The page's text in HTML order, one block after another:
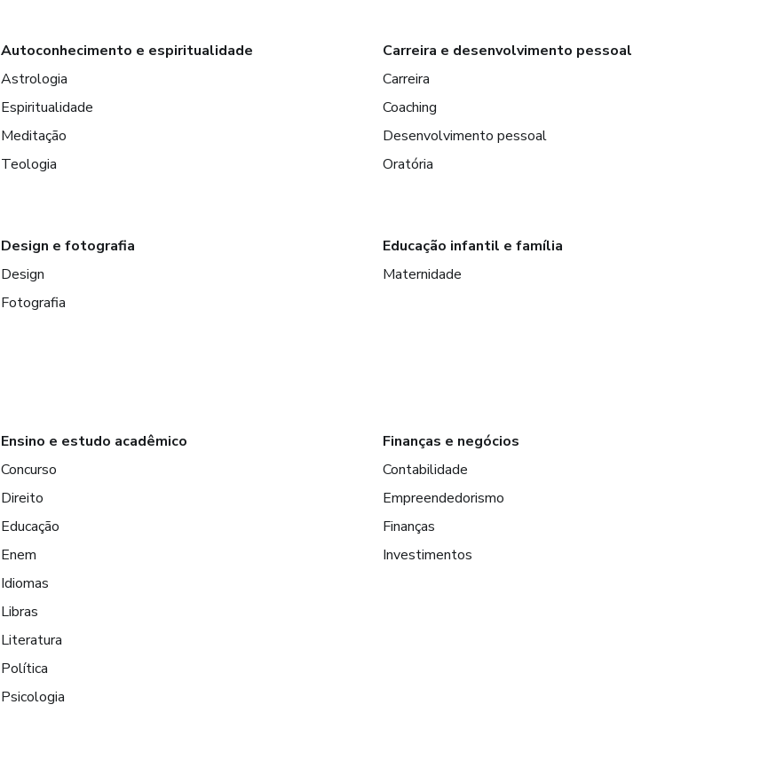
Autoconhecimento e espiritualidade
Astrologia
Espiritualidade
Meditação
Teologia
Carreira e desenvolvimento pessoal
Carreira
Coaching
Desenvolvimento pessoal
Oratória
Design e fotografia
Design
Fotografia
Educação infantil e família
Maternidade
Ensino e estudo acadêmico
Concurso
Direito
Educação
Enem
Idiomas
Libras
Literatura
Política
Psicologia
Finanças e negócios
Contabilidade
Empreendedorismo
Finanças
Investimentos